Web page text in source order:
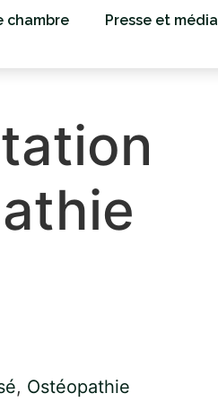
chambre
Presse et média
, Ostéopathie